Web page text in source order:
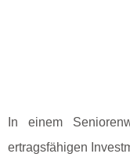
In einem
ertragsfähigen